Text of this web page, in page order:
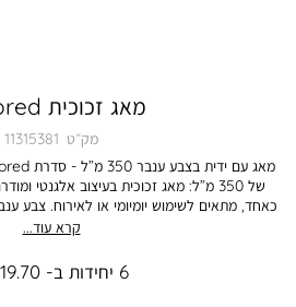
מאג זכוכית Colored
מק״ט 11315381
של 350 מ”ל: מאג זכוכית בעיצוב אלגנטי
כאחד, מתאים לשימוש יומיומי או לאירוח. צבע
מוסיפה טאץ’ חמים וטרנדי, משרה תחושה של
פונקציונליות עם אסתטיקה ייחודית. ידית נוחה:
ובטוחה, למניעת החלקה, מה שמאפשר חוויית
קרא עוד...
6 יחידות ב- 119.70 ₪